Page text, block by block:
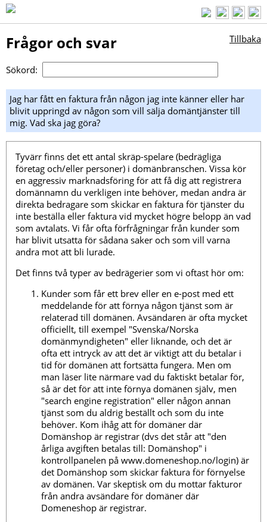
Frågor och svar Tillbaka
Sökord:
Jag har fått en faktura från någon jag inte känner eller har
blivit uppringd av någon som vill sälja domäntjänster till
mig. Vad ska jag göra?
Tyvärr finns det ett antal skräp-spelare (bedrägliga
företag och/eller personer) i domänbranschen. Vissa kör
en aggressiv marknadsföring för att få dig att registrera
domännamn du verkligen inte behöver, medan andra är
direkta bedragare som skickar en faktura för tjänster du
inte beställa eller faktura vid mycket högre belopp än vad
som avtalats. Vi får ofta förfrågningar från kunder som
har blivit utsatta för sådana saker och som vill varna
andra mot att bli lurade.
Det finns två typer av bedrägerier som vi oftast hör om:
Kunder som får ett brev eller en e-post med ett
meddelande för att förnya någon tjänst som är
relaterad till domänen. Avsändaren är ofta mycket
officiellt, till exempel "Svenska/Norska
domänmyndigheten" eller liknande, och det är
ofta ett intryck av att det är viktigt att du betalar i
tid för domänen att fortsätta fungera. Men om
man läser lite närmare vad du faktiskt betalar för,
så är det för att inte förnya domänen själv, men
"search engine registration" eller någon annan
tjänst som du aldrig beställt och som du inte
behöver. Kom ihåg att för domäner där
Domänshop är registrar (dvs det står att "den
årliga avgiften betalas till: Domänshop" i
kontrollpanelen på www.domeneshop.no/login) är
det Domänshop som skickar faktura för förnyelse
av domänen. Var skeptisk om du mottar fakturor
från andra avsändare för domäner där
Domeneshop är registrar.